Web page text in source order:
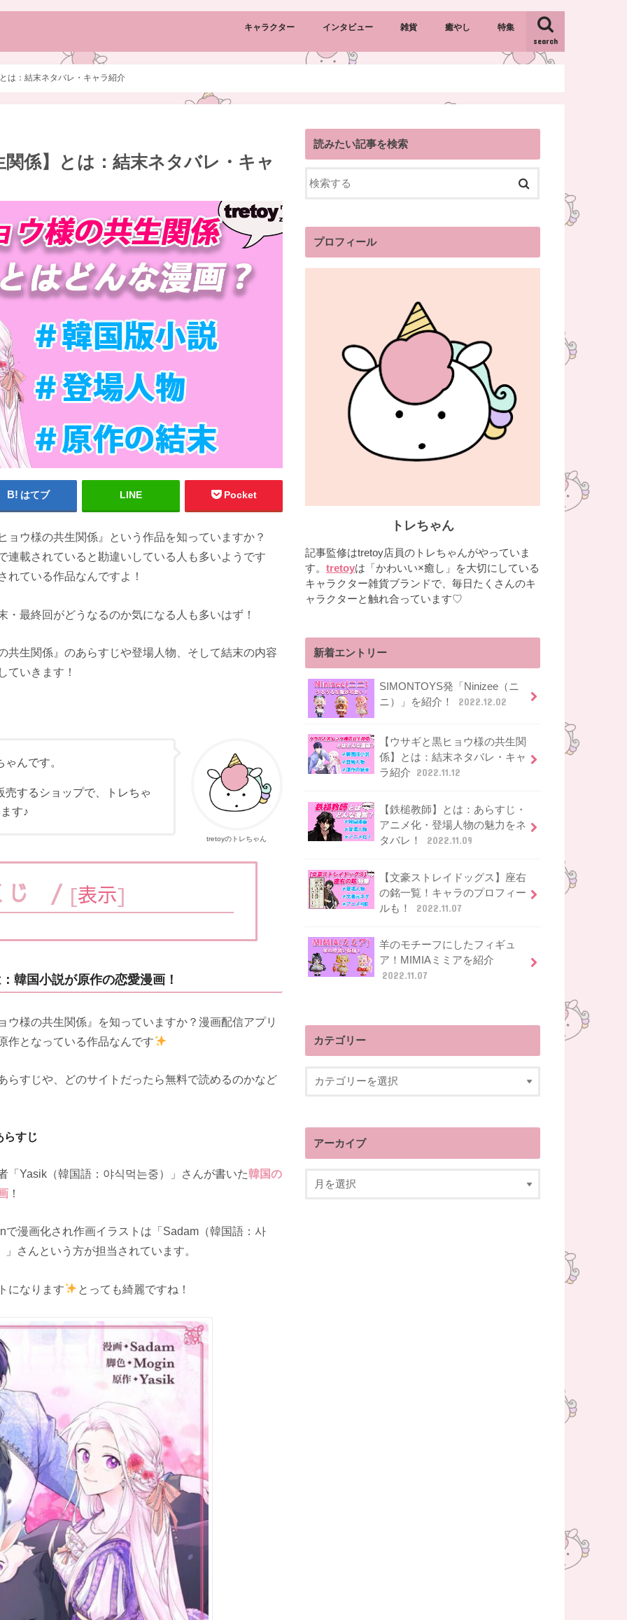
search
キャラクター インタビュー 雑貨
キャラクター雑貨
カントリー雑貨
インテリア雑貨
おすすめギフト・プレゼント
癒やし 特集
は：結末ネタバレ・キャラ紹介
係】とは：結末ネタバレ・キャ
はてブ LINE Pocket
ウ様の共生関係』という作品を知っていますか？
連載されていると勘違いしている人も多いようです
れている作品なんですよ！
最終回がどうなるのか気になる人も多いはず！
共生関係』のあらすじや登場人物、そして結末の内容
ていきます！
tretoyのトレちゃん
んです。
するショップで、トレちゃ
す♪
じ / [表示]
韓国小説が原作の恋愛漫画！
様の共生関係』を知っていますか？漫画配信アプリ
作となっている作品なんです
らすじや、どのサイトだったら無料で読めるのかなど
らすじ
Yasik（韓国語：야식먹는중）」さんが書いた韓国の
！
漫画化され作画イラストは「Sadam（韓国語：사
さんという方が担当されています。
になります とっても綺麗ですね！
読みたい記事を検索
プロフィール
トレちゃん
記事監修はtretoy店員のトレちゃんがやっていま
す。 tretoyは「かわいい×癒し」を大切にしている
キャラクター雑貨ブランドで、毎日たくさんのキ
ャラクターと触れ合っています♡
新着エントリー
SIMONTOYS発「Ninizee（ニ
ニ）」を紹介！
2022.12.02
【ウサギと黒ヒョウ様の共生関
係】とは：結末ネタバレ・キャ
ラ紹介
2022.11.12
【鉄槌教師】とは：あらすじ・
アニメ化・登場人物の魅力をネ
タバレ！
2022.11.09
【文豪ストレイドッグス】座右
の銘一覧！キャラのプロフィー
ルも！
2022.11.07
羊のモチーフにしたフィギュ
ア！MIMIAミミアを紹介
2022.11.07
カテゴリー
アーカイブ